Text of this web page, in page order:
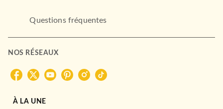
Questions fréquentes
NOS RÉSEAUX
À LA UNE